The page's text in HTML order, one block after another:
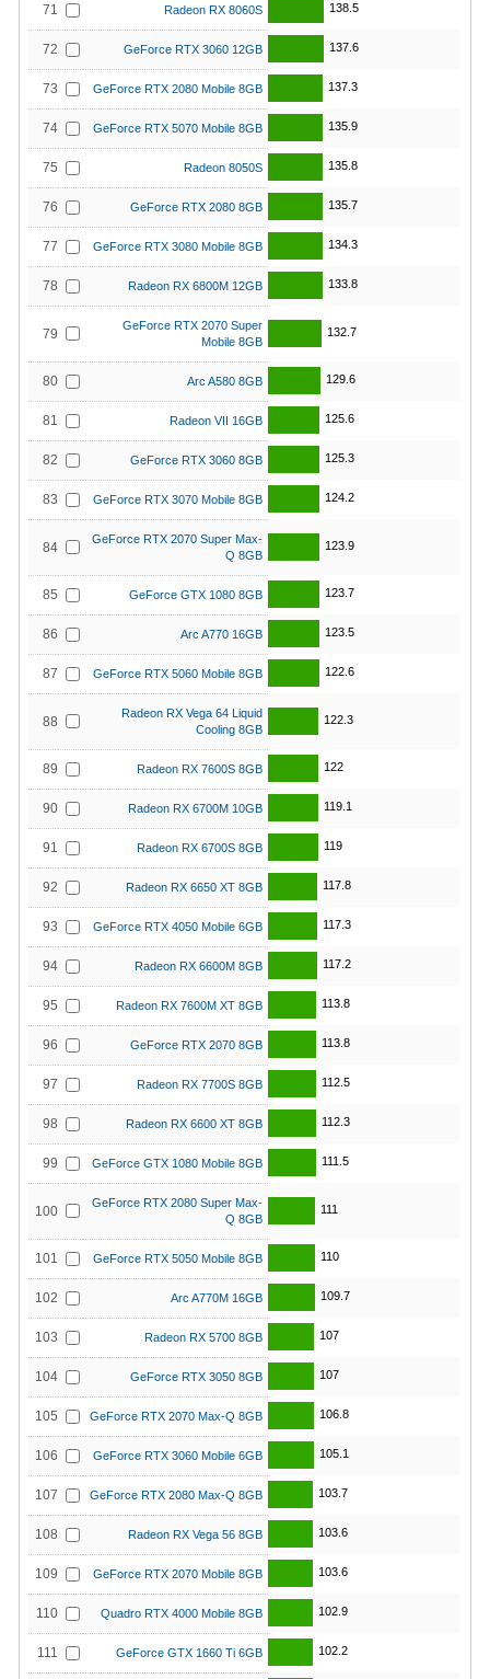
71 Radeon RX 8060S 138.5
72 GeForce RTX 3060 12GB 137.6
73 GeForce RTX 2080 Mobile 8GB 137.3
74 GeForce RTX 5070 Mobile 8GB 135.9
75 Radeon 8050S 135.8
76 GeForce RTX 2080 8GB 135.7
77 GeForce RTX 3080 Mobile 8GB 134.3
78 Radeon RX 6800M 12GB 133.8
79
GeForce RTX 2070 Super
Mobile 8GB
132.7
80 Arc A580 8GB 129.6
81 Radeon VII 16GB 125.6
82 GeForce RTX 3060 8GB 125.3
83 GeForce RTX 3070 Mobile 8GB 124.2
84
GeForce RTX 2070 Super Max-
Q 8GB
123.9
85 GeForce GTX 1080 8GB 123.7
86 Arc A770 16GB 123.5
87 GeForce RTX 5060 Mobile 8GB 122.6
88
Radeon RX Vega 64 Liquid
Cooling 8GB
122.3
89 Radeon RX 7600S 8GB 122
90 Radeon RX 6700M 10GB 119.1
91 Radeon RX 6700S 8GB 119
92 Radeon RX 6650 XT 8GB 117.8
93 GeForce RTX 4050 Mobile 6GB 117.3
94 Radeon RX 6600M 8GB 117.2
95 Radeon RX 7600M XT 8GB 113.8
96 GeForce RTX 2070 8GB 113.8
97 Radeon RX 7700S 8GB 112.5
98 Radeon RX 6600 XT 8GB 112.3
99 GeForce GTX 1080 Mobile 8GB 111.5
100
GeForce RTX 2080 Super Max-
Q 8GB
111
101 GeForce RTX 5050 Mobile 8GB 110
102 Arc A770M 16GB 109.7
103 Radeon RX 5700 8GB 107
104 GeForce RTX 3050 8GB 107
105 GeForce RTX 2070 Max-Q 8GB 106.8
106 GeForce RTX 3060 Mobile 6GB 105.1
107 GeForce RTX 2080 Max-Q 8GB 103.7
108 Radeon RX Vega 56 8GB 103.6
109 GeForce RTX 2070 Mobile 8GB 103.6
110 Quadro RTX 4000 Mobile 8GB 102.9
111 GeForce GTX 1660 Ti 6GB 102.2